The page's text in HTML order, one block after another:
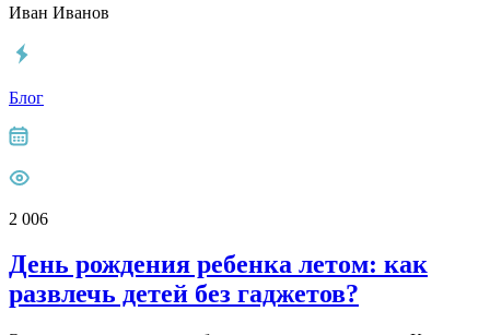
Иван Иванов
Блог
2 006
День рождения ребенка летом: как
развлечь детей без гаджетов?